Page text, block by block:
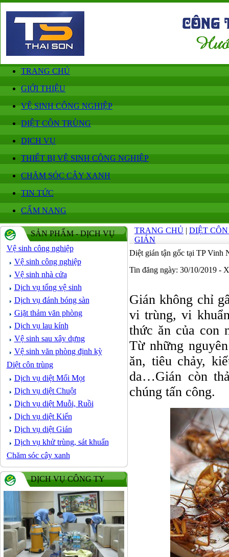
TRANG CHỦ
GIỚI THIỆU
VỆ SINH CÔNG NGHIỆP
DIỆT CÔN TRÙNG
DỊCH VỤ
THIẾT BỊ VỆ SINH CÔNG NGHIỆP
CHĂM SÓC CÂY XANH
TIN TỨC
CẨM NANG
SẢN PHẨM - DỊCH VỤ
Vệ sinh công nghiệp
Vệ sinh công nghiệp
Vệ sinh nhà cửa
Dịch vụ tổng vệ sinh
Dịch vụ đánh bóng sàn
Giặt thảm văn phòng
Dịch vụ lau kính
Vệ sinh sau xây dựng
Vệ sinh văn phòng định kỳ
Diệt côn trùng
Dịch vụ diệt Mối Mọt
Dịch vụ diệt Chuột
Dịch vụ diệt Muỗi, Ruồi
Dịch vụ diệt Kiến
Dịch vụ diệt Gián
Dịch vụ khử trùng, sát khuẩn
Chăm sóc cây xanh
DỊCH VỤ CÔNG TY
TRANG CHỦ | DIỆT
GIÁN
Diệt gián tận gốc tại TP Vinh
Tin đăng ngày: 30/10/2019 -
Gián không chỉ
vi trùng, vi
thức ăn của con
Từ những
ăn, tiêu chảy,
da…Gián còn
chúng tấn công.